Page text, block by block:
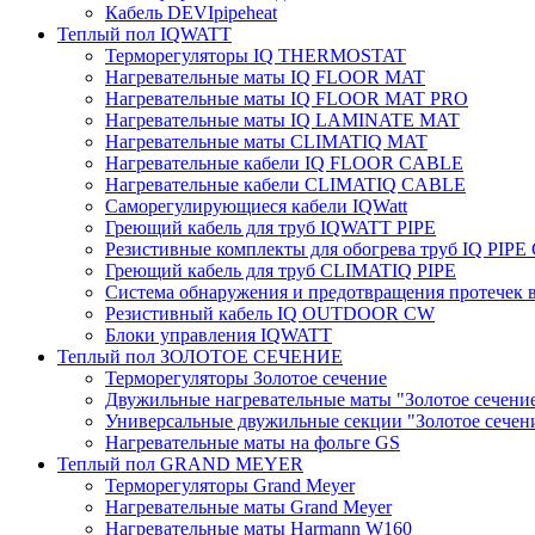
Кабель DEVIpipeheat
Теплый пол IQWATT
Терморегуляторы IQ THERMOSTAT
Нагревательные маты IQ FLOOR MAT
Нагревательные маты IQ FLOOR MAT PRO
Нагревательные маты IQ LAMINATE MAT
Нагревательные маты CLIMATIQ MAT
Нагревательные кабели IQ FLOOR CABLE
Нагревательные кабели CLIMATIQ CABLE
Саморегулирующиеся кабели IQWatt
Греющий кабель для труб IQWATT PIPE
Резистивные комплекты для обогрева труб IQ PIPE
Греющий кабель для труб CLIMATIQ PIPE
Система обнаружения и предотвращения протечек
Резистивный кабель IQ OUTDOOR CW
Блоки управления IQWATT
Теплый пол ЗОЛОТОЕ СЕЧЕНИЕ
Терморегуляторы Золотое сечение
Двужильные нагревательные маты "Золотое
Универсальные двужильные секции "Золотое
Нагревательные маты на фольге GS
Теплый пол GRAND MEYER
Терморегуляторы Grand Meyer
Нагревательные маты Grand Meyer
Нагревательные маты Harmann W160